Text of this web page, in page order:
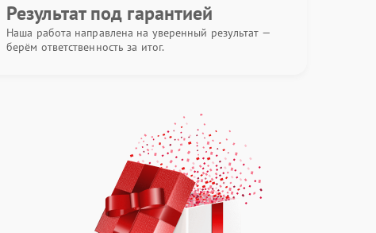
Результат под гарантией
Наша работа направлена на уверенный результат —
берём ответственность за итог.